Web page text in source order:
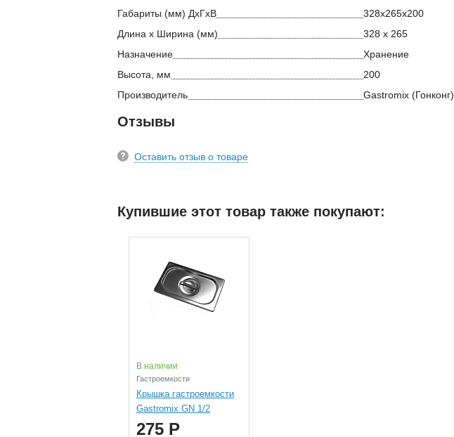
Габариты (мм) ДхГхВ
328x265x200
Длина х Ширина (мм)
328 х 265
Назначение
Хранение
Высота, мм
200
Производитель
Gastromix (Гонконг)
Отзывы
Оставить отзыв о товаре
Купившие этот товар также покупают:
В наличии
Гастроемкости
Крышка гастроемкости
Gastromix GN 1/2
275 Р